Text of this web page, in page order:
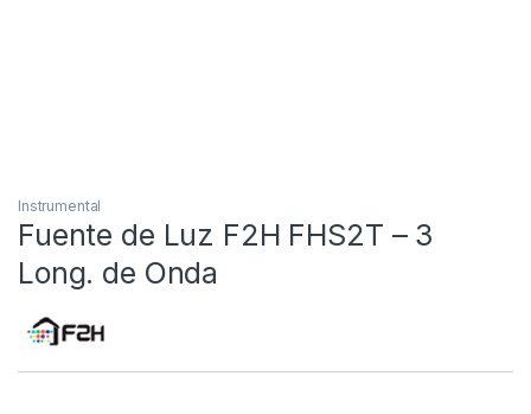
Instrumental
Fuente de Luz F2H FHS2T – 3
Long. de Onda